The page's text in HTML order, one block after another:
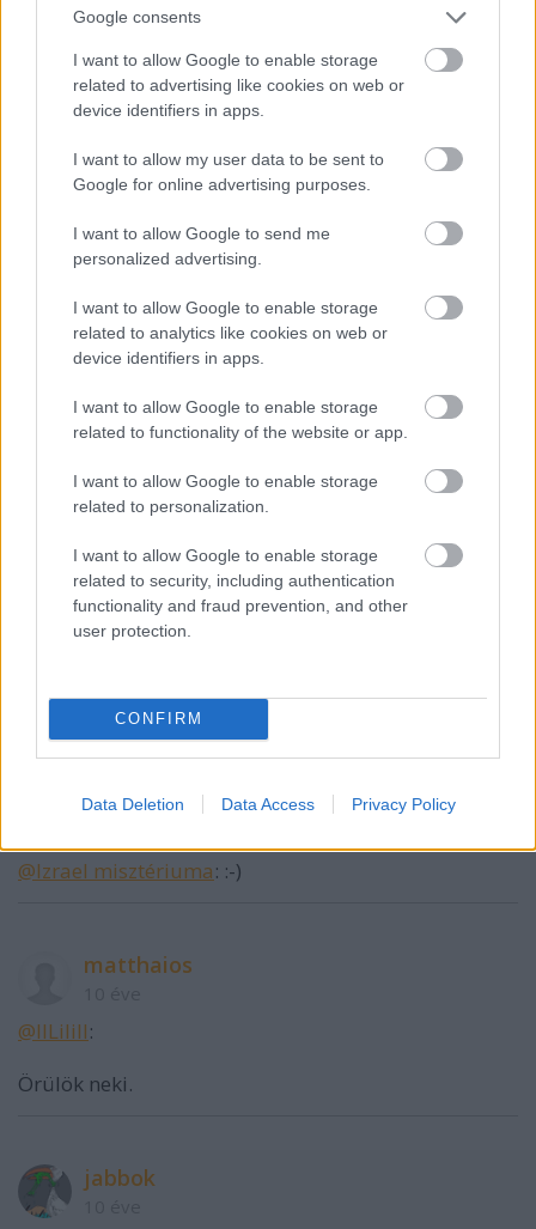
Google consents
I want to allow Google to enable storage
related to advertising like cookies on web or
device identifiers in apps.
I want to allow my user data to be sent to
Google for online advertising purposes.
I want to allow Google to send me
personalized advertising.
I want to allow Google to enable storage
related to analytics like cookies on web or
device identifiers in apps.
I want to allow Google to enable storage
related to functionality of the website or app.
I want to allow Google to enable storage
related to personalization.
I want to allow Google to enable storage
related to security, including authentication
functionality and fraud prevention, and other
user protection.
CONFIRM
Data Deletion Data Access Privacy Policy
elítéljük őt ezért, akkor valójában egy cádikot
vádolunk mert a lelke alapvetően tiszta szándékú.
A zsidó lélek, a Nesámá (נשמה) egy cádik. Sohase
ítéljük el az embert teljességgel! Ítéljük el a benne
munkálkodó jécer hárá-t aki rossz irányba téríti őt,
de emlékezzünk szívének belső, igaz és tiszta
mivoltára.
Ha másokat jó oldalról ítélünk meg, akkor mi
magunk is kiérdemelhetjük az Ö-való kedvező
közeledtével és akkor be fog minket írni az Élet
Könyvébe!
ledorvador.hu/minden-embert-a-jo-oldalarol-itelj-
10 éve
@Kitalátor (másként) gondolkodó:
Jól van, jól van.
@matthaios: ez a válasz kifejezetten tetszett.
IILiliII
@Izrael misztériuma: :-)
matthaios
@IILiliII:
Örülök neki.
jabbok